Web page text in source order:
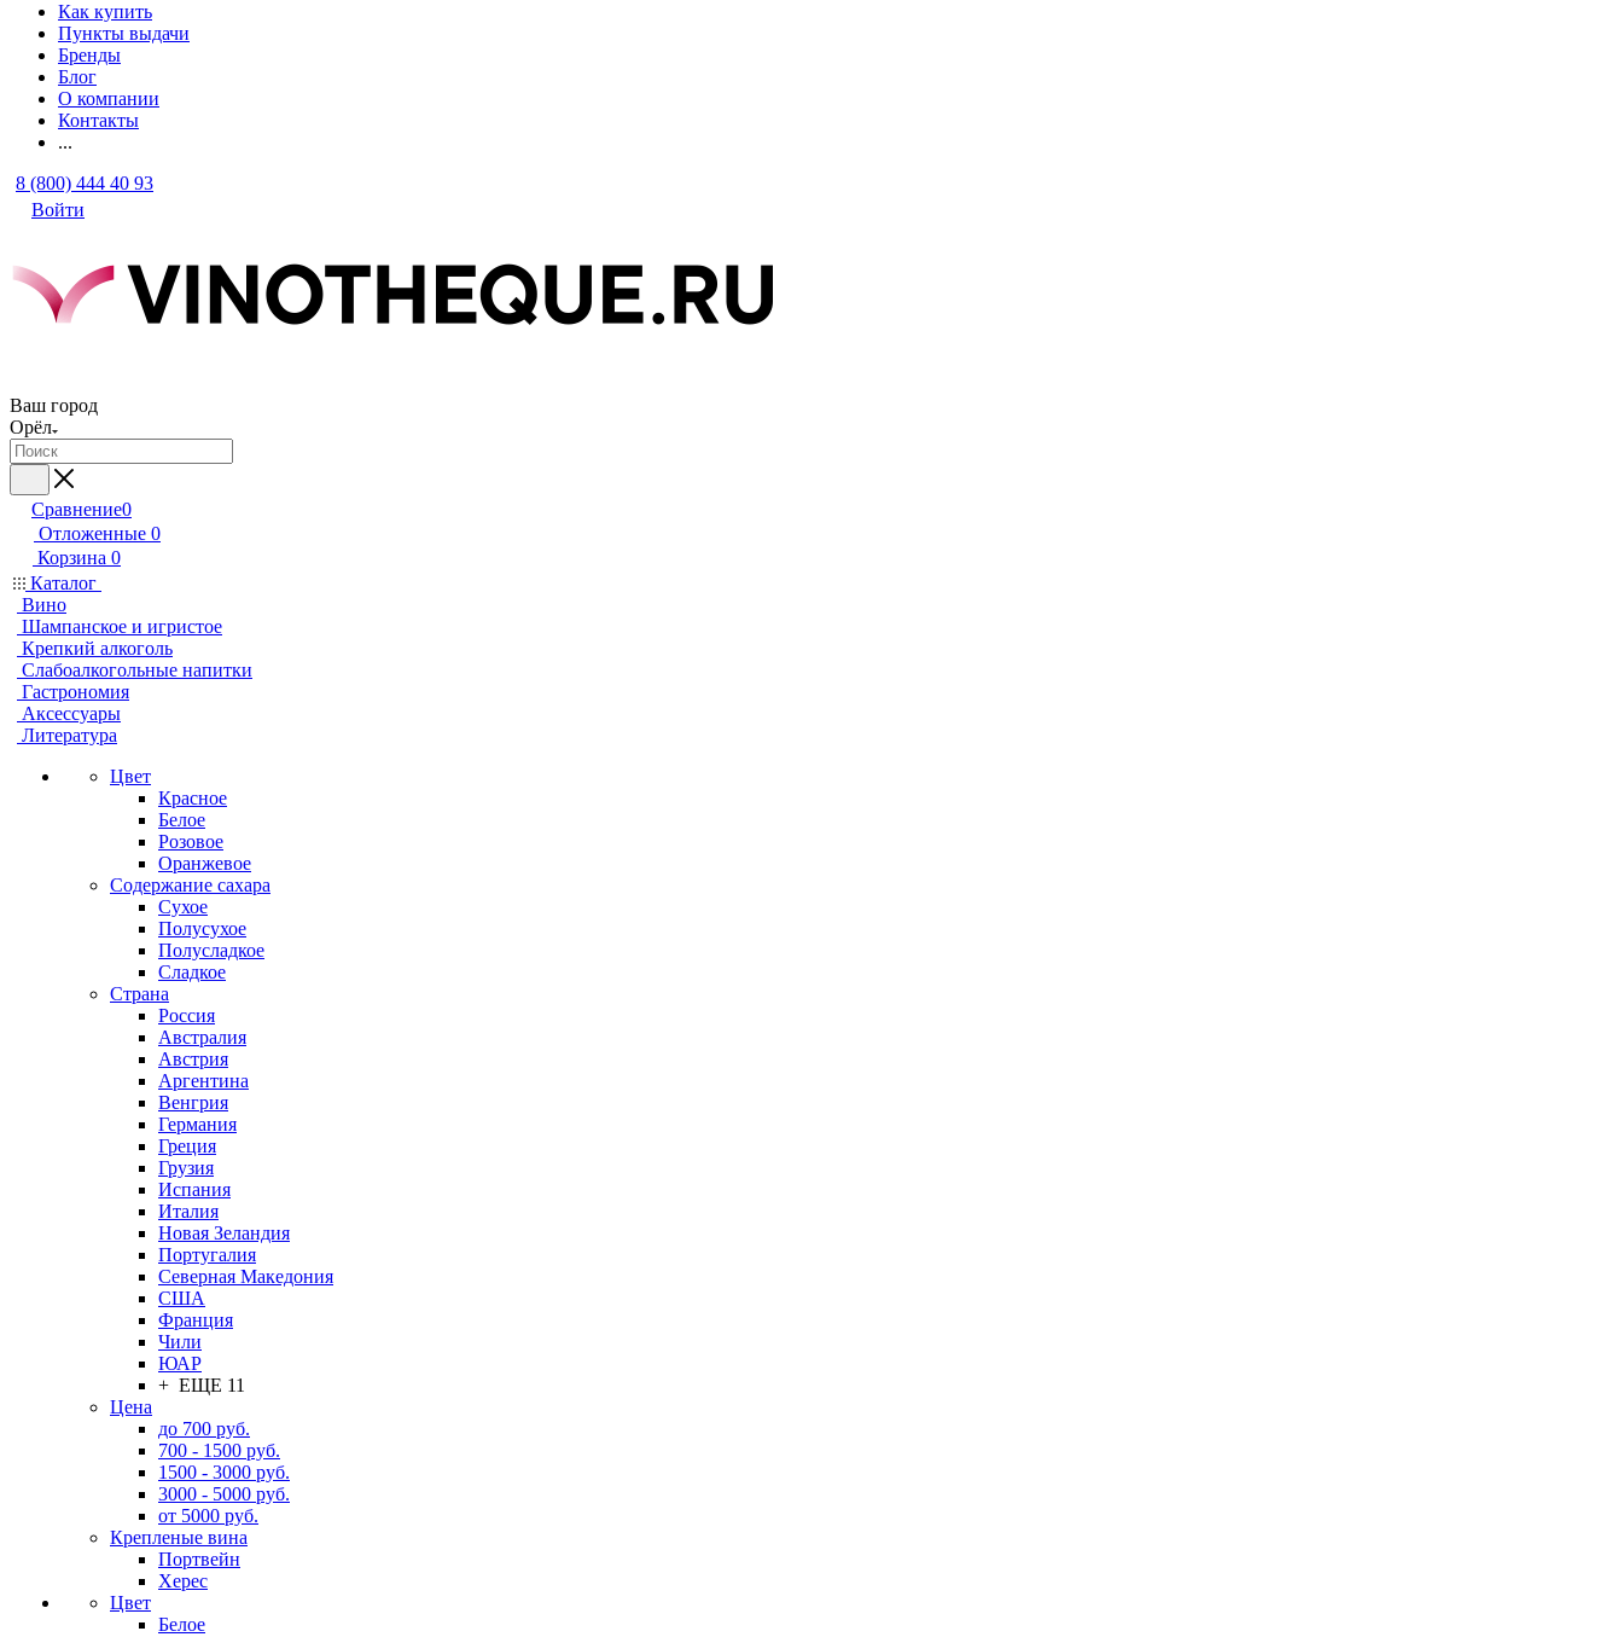
Как купить
Пункты выдачи
Бренды
Блог
О компании
Контакты
...
8 (800) 444 40 93
Войти
Ваш город
Орёл
Сравнение0
Отложенные 0
Корзина 0
Каталог
Вино
Шампанское и игристое
Крепкий алкоголь
Слабоалкогольные напитки
Гастрономия
Аксессуары
Литература
Цвет
Красное
Белое
Розовое
Оранжевое
Содержание сахара
Сухое
Полусухое
Полусладкое
Сладкое
Страна
Россия
Австралия
Австрия
Аргентина
Венгрия
Германия
Греция
Грузия
Испания
Италия
Новая Зеландия
Португалия
Северная Македония
США
Франция
Чили
ЮАР
+ ЕЩЕ 11
Цена
до 700 руб.
700 - 1500 руб.
1500 - 3000 руб.
3000 - 5000 руб.
от 5000 руб.
Крепленые вина
Портвейн
Херес
Цвет
Белое